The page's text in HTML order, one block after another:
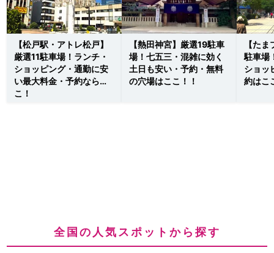
【松戸駅・アトレ松戸】
厳選11駐車場！ランチ・
ショッピング・通勤に安
い最大料金・予約ならこ
こ！
【熱田神宮】厳選19駐車
場！七五三・混雑に効く
土日も安い・予約・無料
の穴場はここ！！
【た
駐車場
ショッ
約はこ
全国の人気スポットから探す